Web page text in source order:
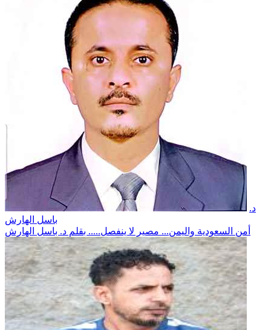
د.
باسل الهارش
أمن السعودية واليمن... مصير لا ينفصل..... بقلم د. باسل الهارش